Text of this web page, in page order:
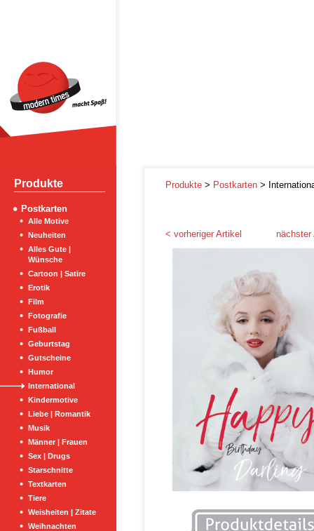
Produkte
Postkarten
Alle Motive
Neuheiten
Alles Gute |
Wünsche
Cartoon | Satire
Erotik
Film
Fotografie
Fußball
Geburtstag
Gutscheine
Humor
International
Kindermotive
Liebe | Romantik
Musik
Männer | Frauen
Sex | Drugs
Starschnitte
Textkarten
Tiere
Weisheiten | Zitate
Weihnachten
Produkte > Postkarten >
< vorheriger Artikel